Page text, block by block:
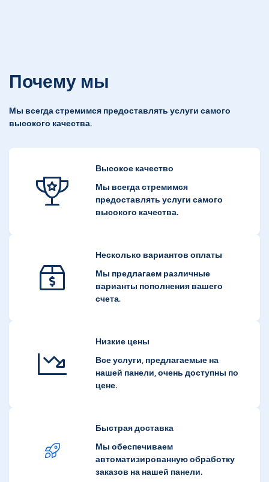
Почему мы
Мы всегда стремимся предоставлять услуги самого
высокого качества.
Высокое качество
Мы всегда стремимся
предоставлять услуги самого
высокого качества.
Несколько вариантов оплаты
Мы предлагаем различные
варианты пополнения вашего
счета.
Низкие цены
Все услуги, предлагаемые на
нашей панели, очень доступны по
цене.
Быстрая доставка
Мы обеспечиваем
автоматизированную обработку
заказов на нашей панели.